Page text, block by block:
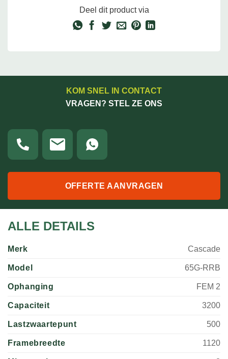
Deel dit product via
KOM SNEL IN CONTACT
VRAGEN? STEL ZE ONS
OFFERTE AANVRAGEN
ALLE DETAILS
Merk Cascade
Model 65G-RRB
Ophanging FEM 2
Capaciteit 3200
Lastzwaartepunt 500
Framebreedte 1120